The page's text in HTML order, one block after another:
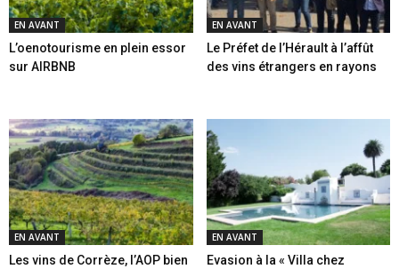
EN AVANT
L’oenotourisme en plein essor
sur AIRBNB
EN AVANT
Le Préfet de l’Hérault à l’affût
des vins étrangers en rayons
EN AVANT
Les vins de Corrèze, l’AOP bien
EN AVANT
Evasion à la « Villa chez